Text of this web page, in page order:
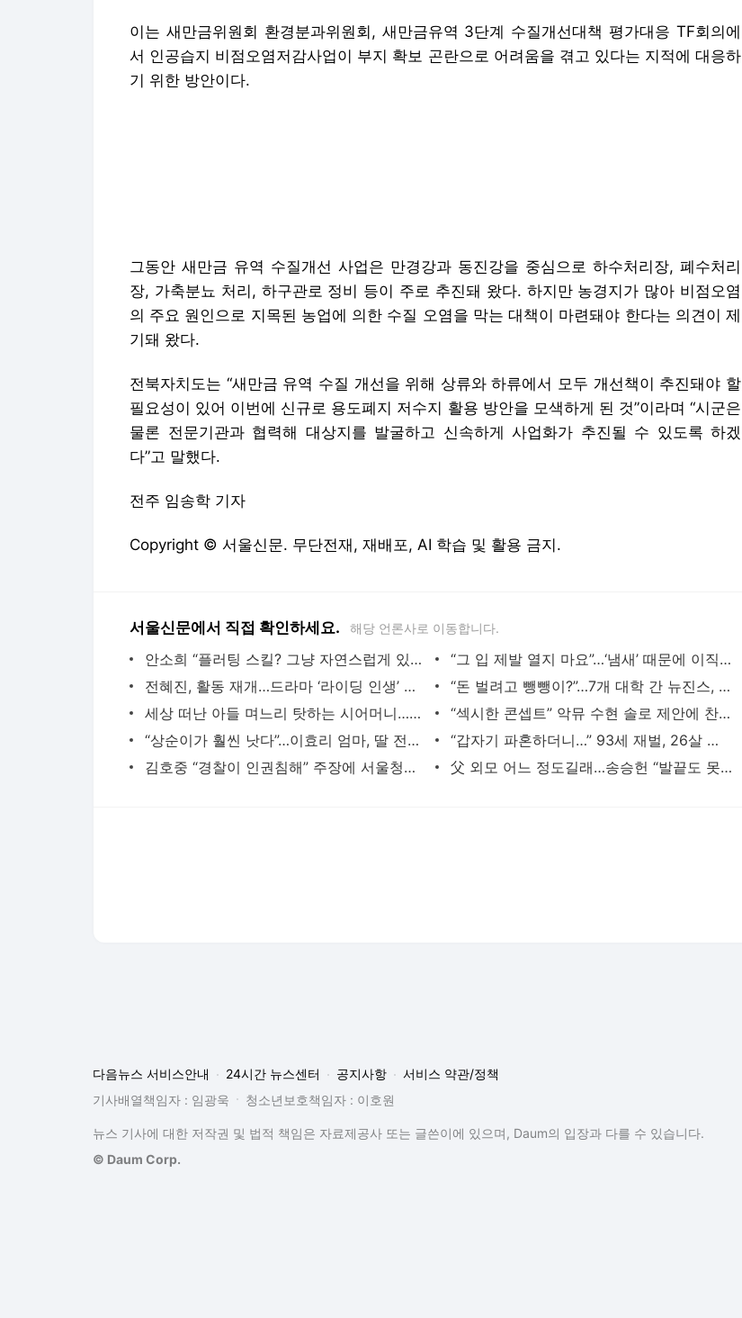
이는 새만금위원회 환경분과위원회, 새만금유역 3단계 수질개선대책 평가대응 TF회의에
서 인공습지 비점오염저감사업이 부지 확보 곤란으로 어려움을 겪고 있다는 지적에 대응하
기 위한 방안이다.
필요성이 있어 이번에 신규로 용도폐지 저수지 활용 방안을 모색하게 된 것”이라며 “시군은
물론 전문기관과 협력해 대상지를 발굴하고 신속하게 사업화가 추진될 수 있도록 하겠
다”고 말했다.
Copyright © 서울신문. 무단전재, 재배포, AI 학습 및 활용 금지.
전혜진, 활동 재개…드라마 ‘라이딩 인생’ 출연 확정
김호중 “경찰이 인권침해” 주장에 서울청장 “동의 어렵다”